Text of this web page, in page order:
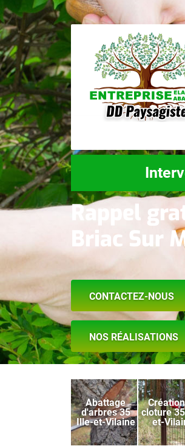
Rappel
Briac Sur
CONTACTEZ-NOUS
NOS RÉALISATIONS
Abattage
d'arbres 35
Ille-et-Vilaine
cloture
et-